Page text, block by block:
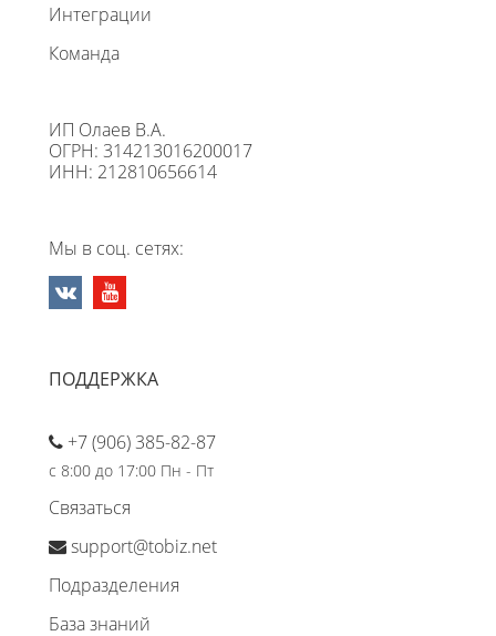
Интеграции
Команда
ИП Олаев В.А.
ОГРН: 314213016200017
ИНН: 212810656614
Мы в соц. сетях:
ПОДДЕРЖКА
+7 (906) 385-82-87
с 8:00 до 17:00 Пн - Пт
Связаться
support@tobiz.net
Подразделения
База знаний